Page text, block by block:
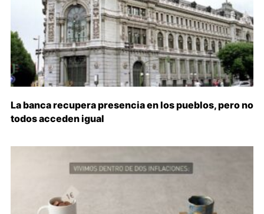
La banca recupera presencia en los pueblos, pero no
todos acceden igual